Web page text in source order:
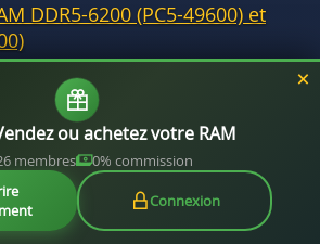
DDR5-6200 (PC5-49600) et
DDR5-6200 (PC5-49600) et
ou achetez votre RAM
membres
0% commission
Connexion